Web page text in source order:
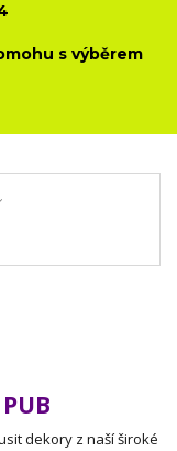
s výběrem
dekory z naší široké